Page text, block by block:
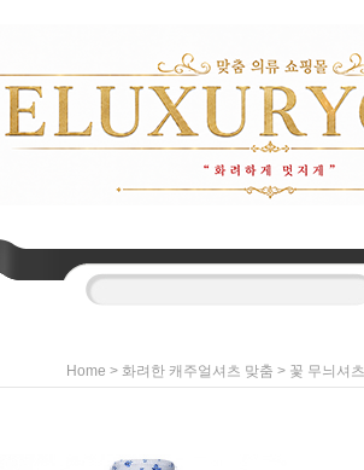
Home > 화려한 캐주얼셔츠 맞춤 > 꽃 무늬셔츠